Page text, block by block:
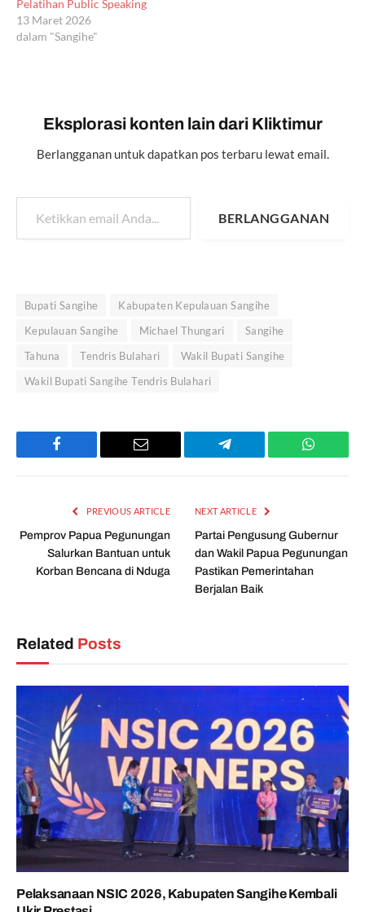
Pelatihan Public Speaking
13 Maret 2026
dalam "Sangihe"
Eksplorasi konten lain dari Kliktimur
Berlangganan untuk dapatkan pos terbaru lewat email.
Ketikkan email Anda...
BERLANGGANAN
Bupati Sangihe
Kabupaten Kepulauan Sangihe
Kepulauan Sangihe
Michael Thungari
Sangihe
Tahuna
Tendris Bulahari
Wakil Bupati Sangihe
Wakil Bupati Sangihe Tendris Bulahari
Facebook Email Telegram
PREVIOUS ARTICLE
Pemprov Papua Pegunungan
Salurkan Bantuan untuk
Korban Bencana di Nduga
NEXT ARTICLE
Partai Pengusung Gubernur
dan Wakil Papua Pegunungan
Pastikan Pemerintahan
Berjalan Baik
Related Posts
Pelaksanaan NSIC 2026, Kabupaten Sangihe Kembali